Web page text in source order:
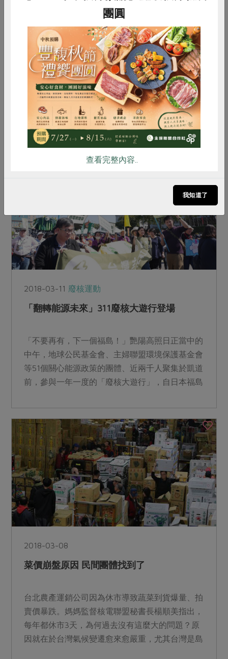
2018-05-05
打破高齡就業歧視
根據勞動部統計處最新發布的「工作場所就業平等
概況調查」發現， 受僱者感到最嚴重的就業歧視
是「年齡」，許多中高齡者即使有意願再度投入就
業市場，卻苦無機會。 不過，也有許多友善的職
場，不以年齡來...
2018-03-11 廢核運動
「翻轉能源未來」311廢核大遊行登場
「不要再有，下一個福島！」艷陽高照日正當中的
中午，地球公民基金會、主婦聯盟環境保護基金會
等51個關心能源政策的團體、近兩千人聚集於凱道
前，參與一年一度的「廢核大遊行」，自日本福島
2018-03-08
菜價崩盤原因 民間團體找到了
台北農產運銷公司因為休市導致蔬菜到貨爆量、拍
賣價暴跌。媽媽監督核電聯盟秘書長楊順美指出，
每年都休市3天，為何過去沒有這麼大的問題？原
因就在於台灣氣候變遷愈來愈嚴重，尤其台灣是島
惜食 RPET 食譜 減硝酸鹽
雞蛋 食安 共同購買
團圓
查看完整內容..
我知道了